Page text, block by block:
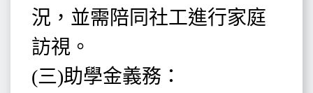
況，並需陪同社工進行家庭
訪視。
(三)助學金義務：